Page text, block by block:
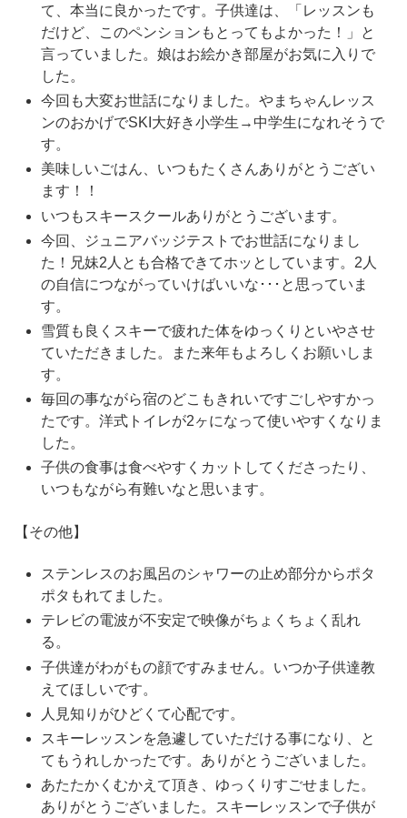
て、本当に良かったです。子供達は、「レッスンも
だけど、このペンションもとってもよかった！」と
言っていました。娘はお絵かき部屋がお気に入りで
した。
今回も大変お世話になりました。やまちゃんレッス
ンのおかげでSKI大好き小学生→中学生になれそうで
す。
美味しいごはん、いつもたくさんありがとうござい
ます！！
いつもスキースクールありがとうございます。
今回、ジュニアバッジテストでお世話になりまし
た！兄妹2人とも合格できてホッとしています。2人
の自信につながっていけばいいな･･･と思っていま
す。
雪質も良くスキーで疲れた体をゆっくりといやさせ
ていただきました。また来年もよろしくお願いしま
す。
毎回の事ながら宿のどこもきれいですごしやすかっ
たです。洋式トイレが2ヶになって使いやすくなりま
した。
子供の食事は食べやすくカットしてくださったり、
いつもながら有難いなと思います。
【その他】
ステンレスのお風呂のシャワーの止め部分からポタ
ポタもれてました。
テレビの電波が不安定で映像がちょくちょく乱れ
る。
子供達がわがもの顔ですみません。いつか子供達教
えてほしいです。
人見知りがひどくて心配です。
スキーレッスンを急遽していただける事になり、と
てもうれしかったです。ありがとうございました。
あたたかくむかえて頂き、ゆっくりすごせました。
ありがとうございました。スキーレッスンで子供が